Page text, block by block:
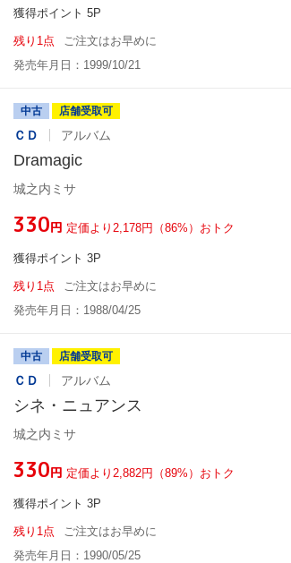
獲得ポイント 5P
残り1点
ご注文はお早めに
発売年月日：1999/10/21
中古 店舗受取可
ＣＤ アルバム
Dramagic
城之内ミサ
¥330円 定価より2,178円（86%）おトク
獲得ポイント 3P
残り1点
ご注文はお早めに
発売年月日：1988/04/25
中古 店舗受取可
ＣＤ アルバム
シネ・ニュアンス
城之内ミサ
¥330円 定価より2,882円（89%）おトク
獲得ポイント 3P
残り1点
ご注文はお早めに
発売年月日：1990/05/25